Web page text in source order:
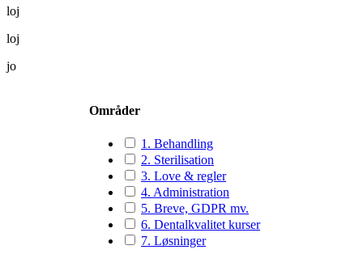
loj
loj
jo
Områder
1. Behandling
2. Sterilisation
3. Love & regler
4. Administration
5. Breve, GDPR mv.
6. Dentalkvalitet kurser
7. Løsninger